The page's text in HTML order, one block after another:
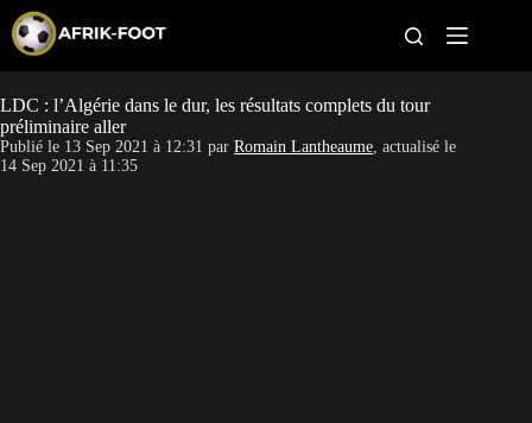
p
t
o
c
o
CAN féminine
LDC : l’Algérie dans le dur, les résultats complets du tour
préliminaire aller
Publié le 13 Sep 2021 à 12:31 par Romain Lantheaume, actualisé le
14 Sep 2021 à 11:35